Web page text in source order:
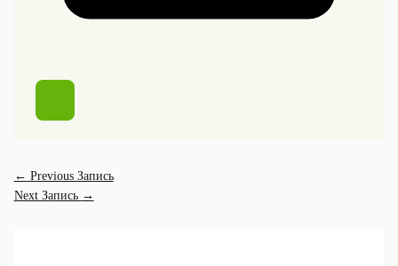
← Previous Запись
Next Запись →